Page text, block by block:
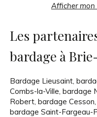
Afficher
Les
bardage à
Bardage Lieusaint,
Combs-la-Ville, bardage
Robert, bardage Cesson,
bardage Saint-Fargeau-